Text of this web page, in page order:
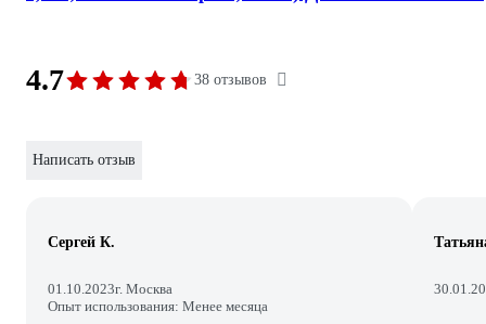
4.7 38 отзывов
Написать отзыв
Сергей К.
01.10.2023г. Москва
Опыт использования: Менее месяца